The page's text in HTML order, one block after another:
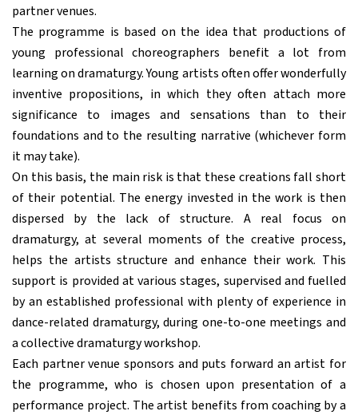
partner venues.
The programme is based on the idea that productions of
young professional choreographers benefit a lot from
learning on dramaturgy. Young artists often offer wonderfully
inventive propositions, in which they often attach more
significance to images and sensations than to their
foundations and to the resulting narrative (whichever form
it may take).
On this basis, the main risk is that these creations fall short
of their potential. The energy invested in the work is then
dispersed by the lack of structure. A real focus on
dramaturgy, at several moments of the creative process,
helps the artists structure and enhance their work. This
support is provided at various stages, supervised and fuelled
by an established professional with plenty of experience in
dance-related dramaturgy, during one-to-one meetings and
a collective dramaturgy workshop.
Each partner venue sponsors and puts forward an artist for
the programme, who is chosen upon presentation of a
performance project. The artist benefits from coaching by a